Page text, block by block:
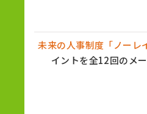
未来の人事制度「ノーレ
イントを全12回のメ